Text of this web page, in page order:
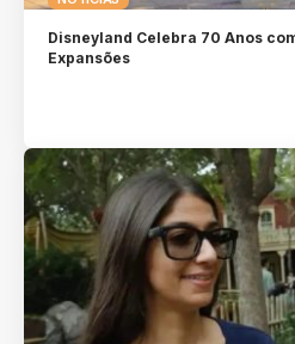
Disneyland Celebra 70 Anos
Expansões